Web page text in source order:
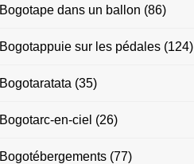
Bogotape dans un ballon (86)
Bogotappuie sur les pédales(124)
Bogotaratata (35)
Bogotarc-en-ciel (26)
Bogotébergements(77)